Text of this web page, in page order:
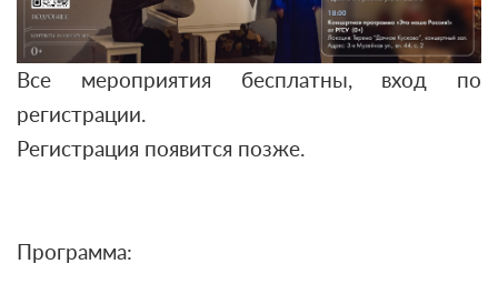
Все мероприятия бесплатны, вход по
регистрации.
Регистрация появится позже.
Программа: